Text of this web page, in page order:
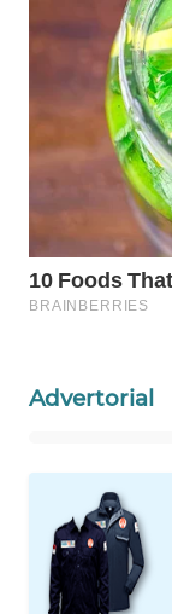
Advertorial
WAHANANEWS
ID
WAHANANEWS
CO ID
WAHANANEWS
WAHANA
WAHANA
UMKM
WAHANA
SELEB
WAHANA
PERSONA